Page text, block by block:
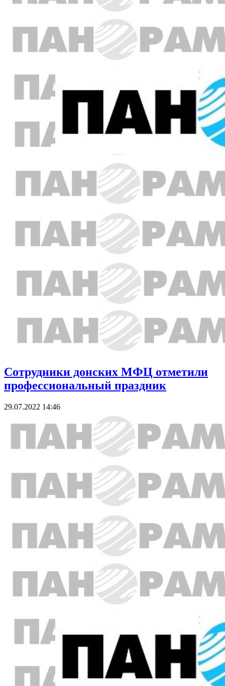
Сотрудники донских МФЦ отметили
профессиональный праздник
29.07.2022 14:46